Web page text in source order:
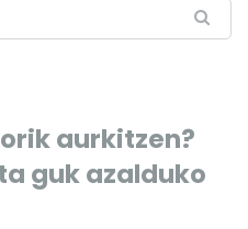
aurkitzen?
guk azalduko